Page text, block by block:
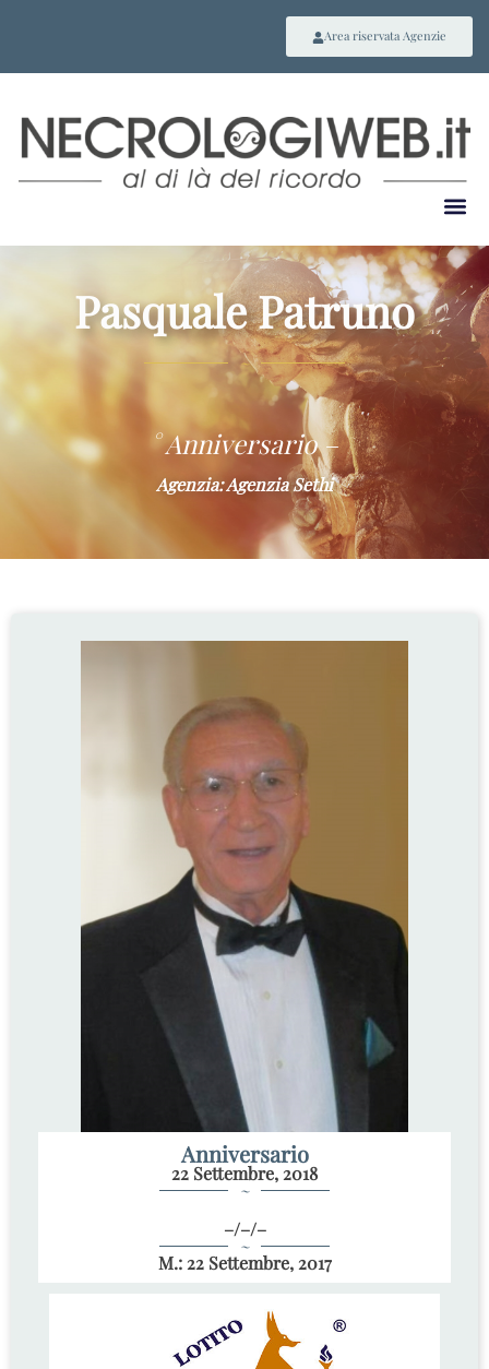
Area riservata Agenzie
Pasquale Patruno
~
° Anniversario –
Agenzia: Agenzia Sethi
Anniversario
22 Settembre, 2018
~
–/–/–
~
M.: 22 Settembre, 2017